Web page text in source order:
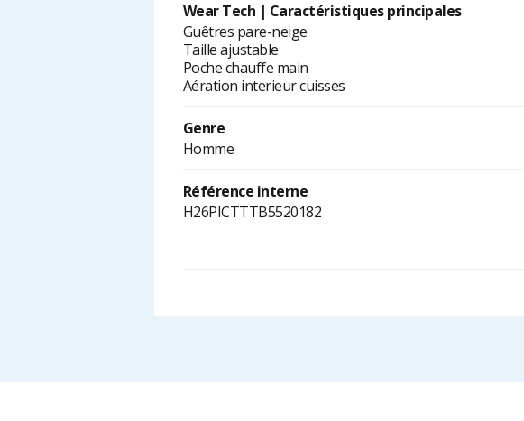
Wear Tech | Caractéristiques principales
Guêtres pare-neige
Taille ajustable
Poche chauffe main
Aération interieur cuisses
Genre
Homme
Référence interne
H26PICTTTB5520182